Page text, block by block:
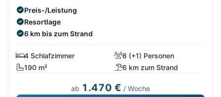
Preis-/Leistung
Resortlage
6 km bis zum Strand
4 Schlafzimmer
8 (+1) Personen
190 m²
6 km zum Strand
ab 1.470 € / Woche